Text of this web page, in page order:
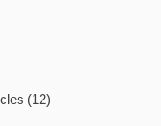
(12)